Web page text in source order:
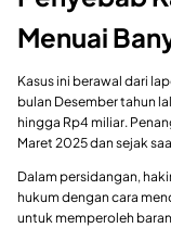
Menuai
Kasus ini berawal dari
bulan Desember tahun
hingga Rp4 miliar.
Maret 2025 dan sejak
Dalam persidangan,
hukum dengan cara
untuk memperoleh